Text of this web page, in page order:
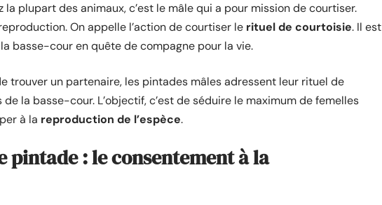
la plupart des animaux, c’est le mâle qui a pour mission de courtiser.
On appelle l’action de courtiser le rituel de courtoisie. Il est
basse-cour en quête de compagne pour la vie.
trouver un partenaire, les pintades mâles adressent leur rituel de
la basse-cour. L’objectif, c’est de séduire le maximum de femelles
à la reproduction de l’espèce.
pintade : le consentement à la